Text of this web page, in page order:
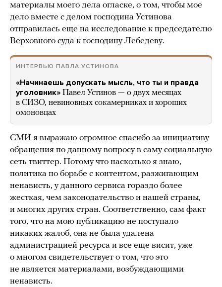
материалы моего дела огласке, о том, чтобы мое
дело вместе с делом господина Устинова
отправилась еще на исследование к председателю
Верховного суда к господину Лебедеву.
ИНТЕРВЬЮ ПАВЛА УСТИНОВА
«Начинаешь допускать мысль, что ты и правда
уголовник» Павел Устинов — о двух месяцах
в СИЗО, невиновных сокамерниках и хороших
омоновцах
СМИ я выражаю огромное спасибо за инициативу
обращения по данному вопросу в саму социальную
сеть твиттер. Потому что насколько я знаю,
политика по борьбе с контентом, разжигающим
ненависть, у данного сервиса гораздо более
жесткая, чем законодательство и нашей страны,
и многих других стран. Соответственно, сам факт
того, что на мою публикацию не поступало
никаких жалоб, она не была удалена
администрацией ресурса и все еще висит, уже
о многом свидетельствует о том, что это
не является материалами, возбуждающими
ненависть.